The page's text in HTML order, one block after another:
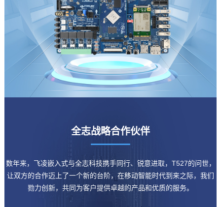
全志战略合作伙伴
数年来， 飞凌嵌入式与全志科技携手同行、锐意进取，T527的问世，
让双方的合作迈上了一个新的台阶，在移动智能时代到来之际，我们
勠力创新，共同为客户提供卓越的产品和优质的服务。